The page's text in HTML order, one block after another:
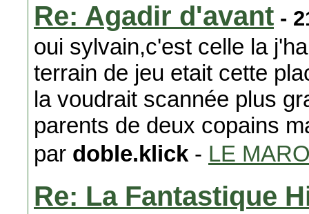
Re: Agadir d'avant -
oui sylvain,c'est celle la
terrain de jeu etait cette
la voudrait scannée plus
parents de deux copains
par doble.klick - LE
Re: La Fantastique